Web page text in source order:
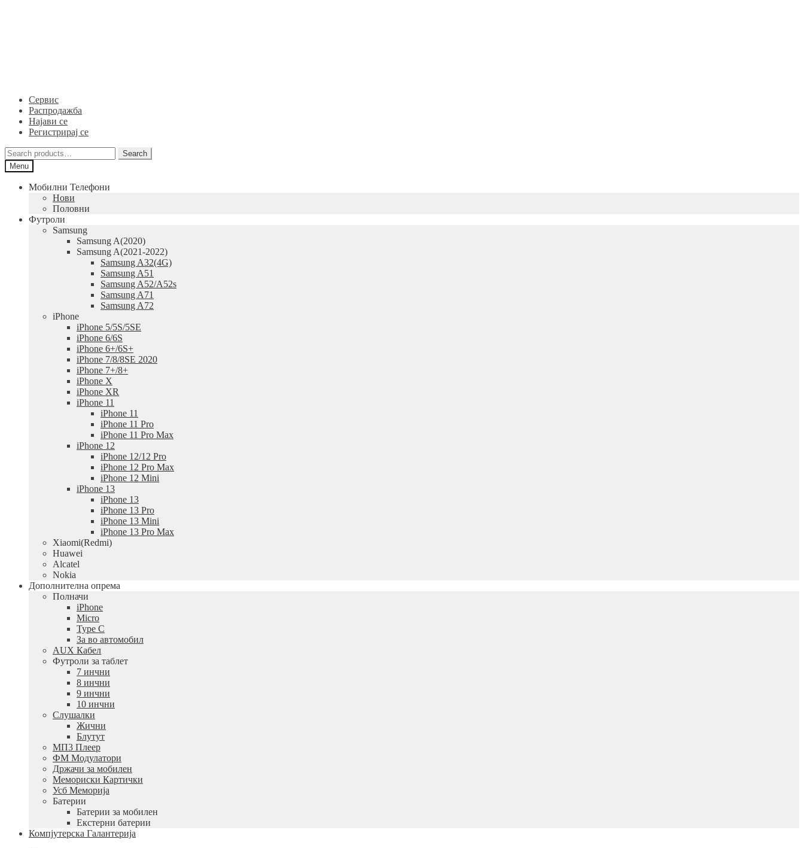
Сервис
Распродажба
Најави се
Регистрирај се
Search
for:
Search
Menu
Мобилни Телефони
Нови
Половни
Футроли
Samsung
Samsung A(2020)
Samsung A(2021-2022)
Samsung A32(4G)
Samsung A51
Samsung A52/A52s
Samsung A71
Samsung A72
iPhone
iPhone 5/5S/5SE
iPhone 6/6S
iPhone 6+/6S+
iPhone 7/8/8SE 2020
iPhone 7+/8+
iPhone X
iPhone XR
iPhone 11
iPhone 11
iPhone 11 Pro
iPhone 11 Pro Max
iPhone 12
iPhone 12/12 Pro
iPhone 12 Pro Max
iPhone 12 Mini
iPhone 13
iPhone 13
iPhone 13 Pro
iPhone 13 Mini
iPhone 13 Pro Max
Xiaomi(Redmi)
Huawei
Alcatel
Nokia
Дополнителна опрема
Полначи
iPhone
Micro
Type C
За во автомобил
AUX Кабел
Футроли за таблет
7 инчни
8 инчни
9 инчни
10 инчни
Слушалки
Жични
Блутут
МП3 Плеер
ФМ Модулатори
Држачи за мобилен
Мемориски Картички
Усб Меморија
Батерии
Батерии за мобилен
Екстерни батерии
Компјутерска Галантерија